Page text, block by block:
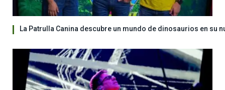
La Patrulla Canina descubre un mundo de dinosaurios en su